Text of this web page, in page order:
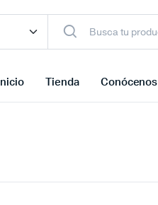
Inicio Tienda Conócenos